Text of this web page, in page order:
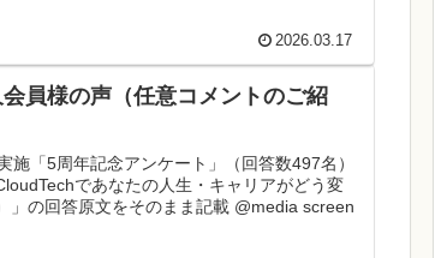
2026.03.17
員様の声（任意コメントのご紹
施「5周年記念アンケート」（回答数497名）
であなたの人生・キャリアがどう変
」の回答原文をそのまま記載 @media screen